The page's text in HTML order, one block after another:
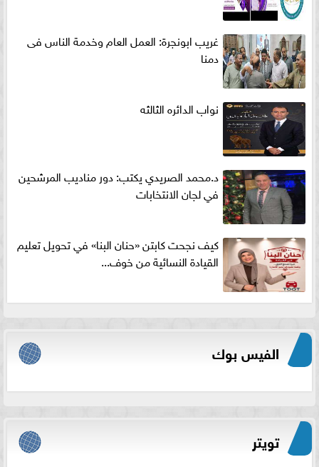
غريب ابونجرة: العمل العام وخدمة الناس فى
دمنا
نواب الدائره الثالثه
د.محمد الصريدي يكتب: دور مناديب المرشحين
في لجان الانتخابات
كيف نجحت كابتن «حنان البنا» في تحويل تعليم
القيادة النسائية من خوف...
الفيس بوك
تويتر